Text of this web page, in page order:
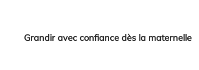
Grandir avec confiance dès la maternelle